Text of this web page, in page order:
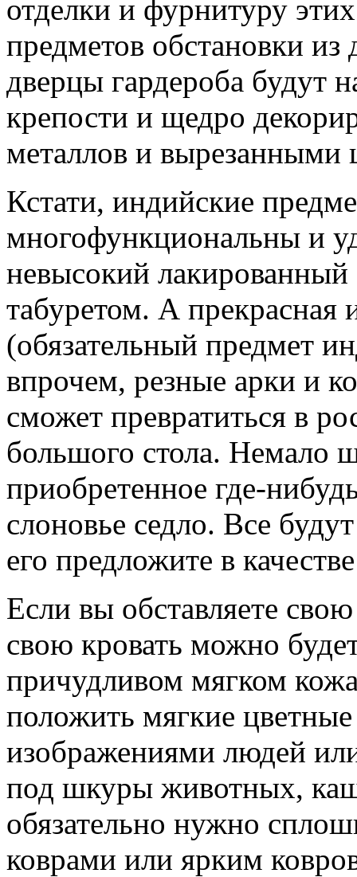
отделки и фурнитуру
предметов обстановки
дверцы гардероба будут
крепости и щедро
металлов и вырезанными
Кстати, индийские
многофункциональны и
невысокий
табуретом. А прекрасная
(обязательный предмет
впрочем, резные арки и
сможет превратиться в
большого стола. Немало
приобретенное где-
слоновье седло. Все
его предложите в
Если вы обставляете
свою кровать можно
причудливом мягком
положить мягкие
изображениями людей
под шкуры животных,
обязательно нужно
коврами или ярким